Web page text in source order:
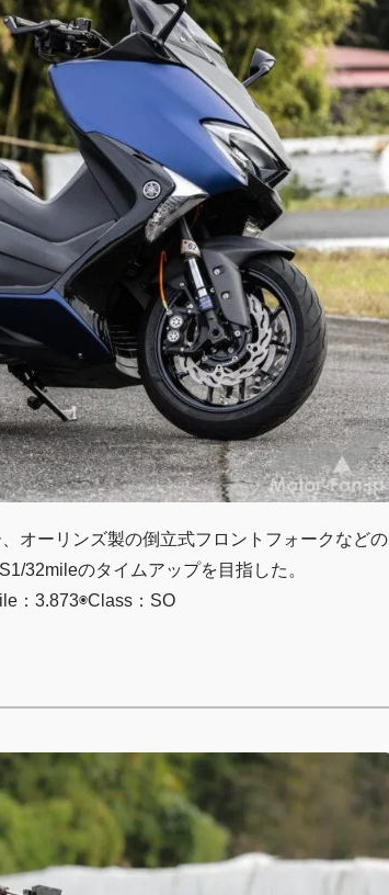
オーリンズ製の倒立式フロントフォークなどの
32mileのタイムアップを目指した。
：3.873◉Class：SO